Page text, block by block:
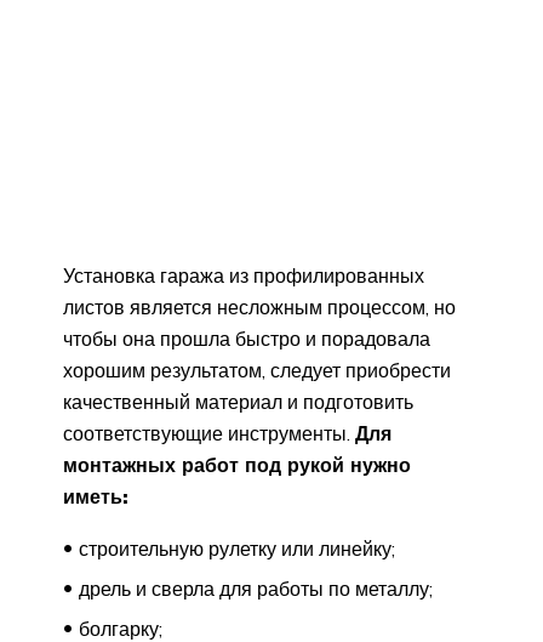
Установка гаража из профилированных
листов является несложным процессом, но
чтобы она прошла быстро и порадовала
хорошим результатом, следует приобрести
качественный материал и подготовить
соответствующие инструменты. Для
монтажных работ под рукой нужно
иметь:
строительную рулетку или линейку;
дрель и сверла для работы по металлу;
болгарку;